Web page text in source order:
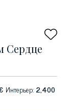
Сердце
Интерьер: 2,400